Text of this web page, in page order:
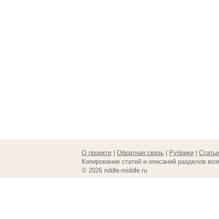
О проекте Обратная связь Рубрики
Статьи
Копирование статей и описаний разделов
© 2026 riddle-middle.ru